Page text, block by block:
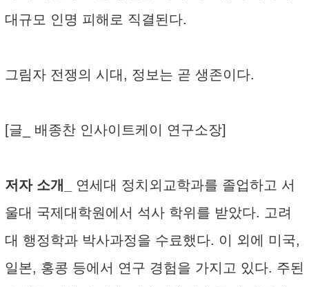
대규모 인명 피해로 직결된다.
그림자 전쟁의 시대, 정보는 곧 생존이다.
[글_ 배종찬 인사이트케이 연구소장]
저자 소개_
연세대 정치외교학과를 졸업하고 서
울대 국제대학원에서 석사 학위를 받았다. 고려
대 행정학과 박사과정을 수료했다. 이 외에 미국,
일본, 홍콩 등에서 연구 경험을 가지고 있다. 주된